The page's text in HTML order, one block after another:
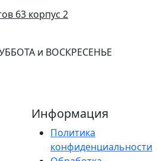
63 корпус 2
и ВОСКРЕСЕНЬЕ
Информация
Политика
конфиденциальности